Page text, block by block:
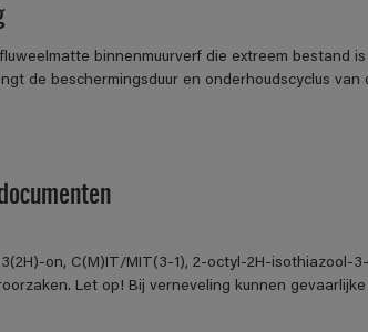
binnenmuurverf die extreem bestand
de beschermingsduur en onderhoudscyclus
on, C(M)IT/MIT(3-1), 2-octyl-2H-isothiazool-
Let op! Bij verneveling kunnen